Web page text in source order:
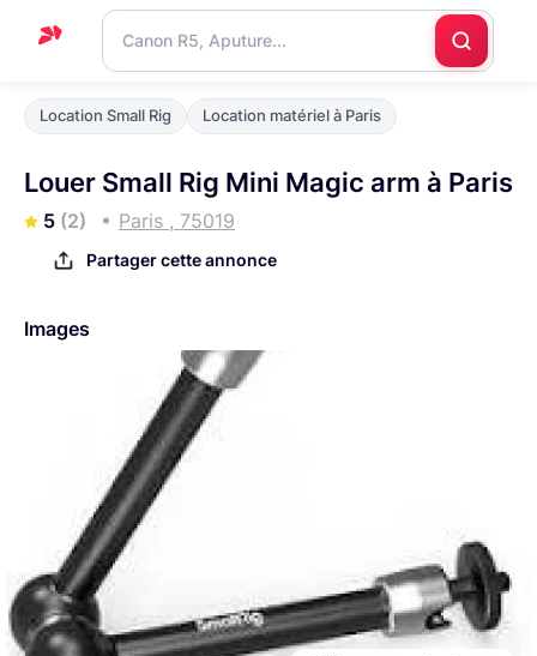
Accueil
Blog
contacter
Location Small Rig Location matériel à Paris
Louer Small Rig Mini Magic arm à Paris
5 (2) Paris , 75019
Partager cette annonce
Images